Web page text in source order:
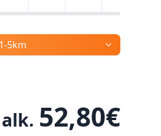
1-5km
alk. 52,80€